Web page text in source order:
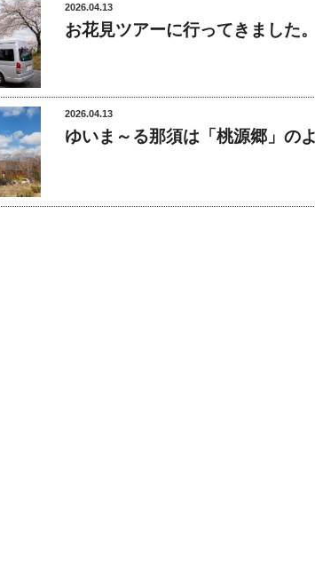
2026.04.13
お花見ツアーに行ってきました。
2026.04.13
ゆいま～る那須は「桃源郷」の